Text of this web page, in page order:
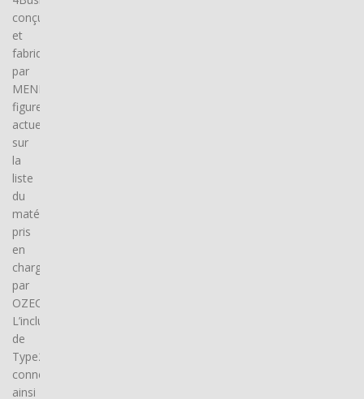
conçu
et
fabriqué
par
MENNEKES,
figure
actuellement
sur
la
liste
du
matériel
pris
en
charge
par
OZECAR.
L’inclusion
de
Type2
connector(s),
ainsi